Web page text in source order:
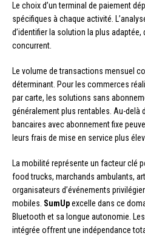
Le choix d’un terminal de paiement
spécifiques à chaque activité.
d’identifier la solution la plus adaptée,
concurrent.
Le volume de transactions mensuel
déterminant. Pour les commerces
par carte, les solutions sans
généralement plus rentables. Au-delà
bancaires avec abonnement fixe
leurs frais de mise en service plus
La mobilité représente un facteur clé
food trucks, marchands ambulants,
organisateurs d’événements
mobiles. SumUpexcelle dans ce
Bluetooth et sa longue autonomie.
intégrée offrent une indépendance